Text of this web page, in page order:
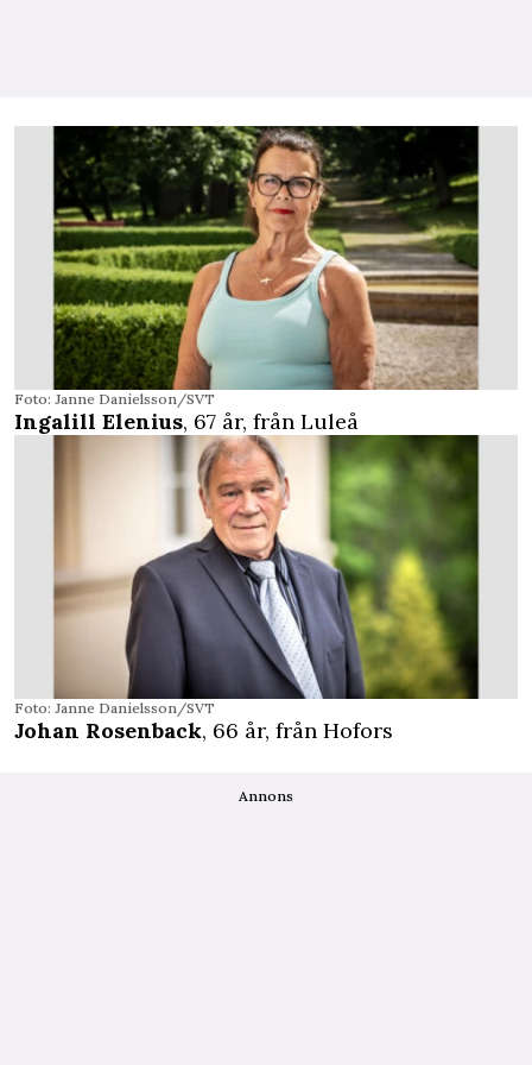
Foto: Janne Danielsson/SVT
Ingalill Elenius, 67 år, från Luleå
Foto: Janne Danielsson/SVT
Johan Rosenback, 66 år, från Hofors
Annons